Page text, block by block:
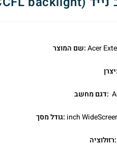
:שם המוצר
:יצרן
:דגם מחשב
:גודל מסך
:רזולוציה